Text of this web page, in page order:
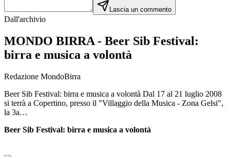
Lascia un commento
Dall'archivio
MONDO BIRRA - Beer Sib Festival:
birra e musica a volontà
Redazione MondoBirra
Beer Sib Festival: birra e musica a volontà Dal 17 al 21 luglio 2008
si terrà a Copertino, presso il "Villaggio della Musica - Zona Gelsi",
la 3a…
Beer Sib Festival: birra e musica a volontà